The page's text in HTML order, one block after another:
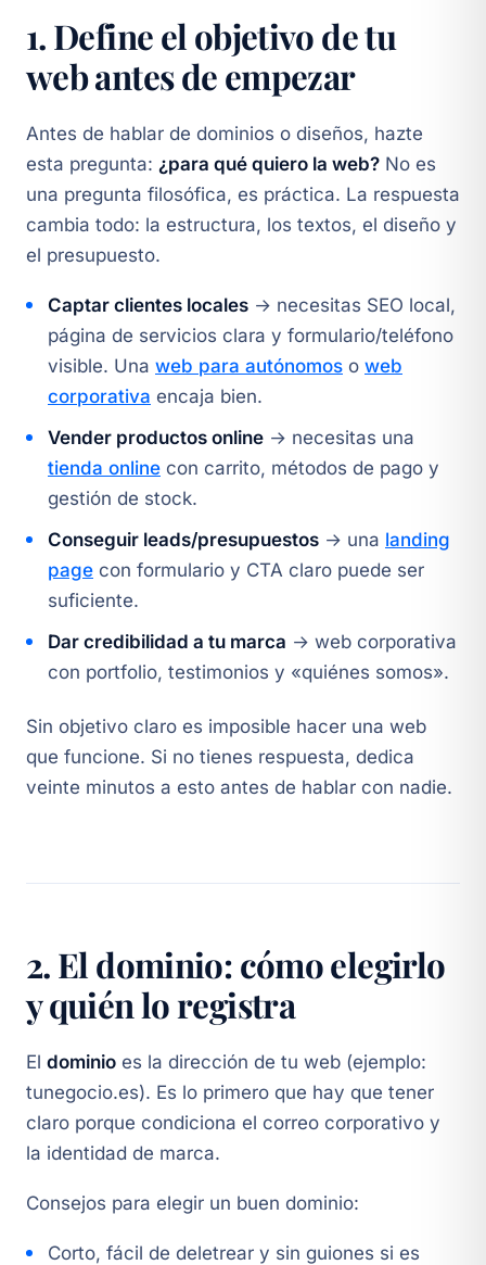
1. Define el objetivo de tu
web antes de empezar
Antes de hablar de dominios o diseños, hazte
esta pregunta: ¿para qué quiero la web? No es
una pregunta filosófica, es práctica. La respuesta
cambia todo: la estructura, los textos, el diseño y
el presupuesto.
Captar clientes locales → necesitas SEO local,
página de servicios clara y formulario/teléfono
visible. Una web para autónomos o web
corporativa encaja bien.
Vender productos online → necesitas una
tienda online con carrito, métodos de pago y
gestión de stock.
Conseguir leads/presupuestos → una landing
page con formulario y CTA claro puede ser
suficiente.
Dar credibilidad a tu marca → web corporativa
con portfolio, testimonios y «quiénes somos».
Sin objetivo claro es imposible hacer una web
que funcione. Si no tienes respuesta, dedica
veinte minutos a esto antes de hablar con nadie.
2. El dominio: cómo elegirlo
y quién lo registra
El dominio es la dirección de tu web (ejemplo:
tunegocio.es). Es lo primero que hay que tener
claro porque condiciona el correo corporativo y
la identidad de marca.
Consejos para elegir un buen dominio:
Corto, fácil de deletrear y sin guiones si es